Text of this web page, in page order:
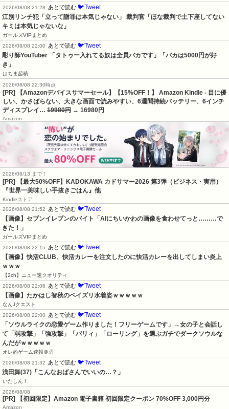
2026/08/08 21:28
あとで読む 🐦Tweet
江別リンチ犯「立って謝罪は本気じゃない」 裁判官「ほな裁判で土下座してない
キミは本気じゃないな」
ガールズVIPまとめ
2026/08/08 22:00
あとで読む 🐦Tweet
彫り師YouTuber 「タトゥー入れてる奴は全員バカです」「バカは5000円が好
き」
はちま起稿
2026/08/08 22:30時点
[PR] 【Amazonデバイスサマーセール】【15%OFF！】 Amazon Kindle - 目に優
しい、かさばらない、大きな画面で読みやすい、6週間持続バッテリー、6インチ
ディスプレイ… 19980円 → 16980円
Amazon
2026/08/13 まで！
[PR]
【最大50%OFF】KADOKAWA カドサマー2026 第3弾（ビジネス・実用）
『世界一美味しい手抜きごはん』他
Kindleストア
2026/08/08 21:52
あとで読む 🐦Tweet
【画像】セブンイレブンのバイト「AIにちいかわの画像を食わせてっと………で
きた！」
ガールズVIPまとめ
2026/08/08 22:15
あとで読む 🐦Tweet
【画像】快活CLUB、快活カレーを注文したのに快活カレーを出してしまい炎上
ｗｗｗ
【2ch】ニュー速クオリティ
2026/08/08 22:06
あとで読む 🐦Tweet
【画像】たかはし智秋のペイズリ水着姿ｗｗｗｗｗ
なんJクエスト
2026/08/08 22:00
あとで読む 🐦Tweet
「ソウルライクの恋愛ゲーム作りました！フリーゲームです」→女の子と会話し
て「弱攻撃」「強攻撃」「パリィ」「ローリング」を選ぶガチでダークソウルな
んだがｗｗｗｗｗ
オレ的ゲーム速報＠刃
2026/08/08 21:32
あとで読む 🐦Tweet
浅田舞(37)「こんなおばさんでいいの…？」
いたしん！
2026/08/08
[PR] 【初回限定】Amazon 電子書籍 初回限定クーポン 70%OFF 3,000円分
Amazon